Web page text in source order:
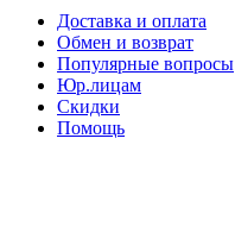
Доставка и оплата
Обмен и возврат
Популярные вопросы
Юр.лицам
Скидки
Помощь